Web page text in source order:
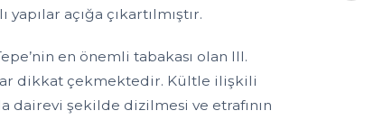
açığa çıkartılmıştır.
en önemli tabakası olan III.
dikkat çekmektedir. Kültle ilişkili
dairevi şekilde dizilmesi ve etrafının